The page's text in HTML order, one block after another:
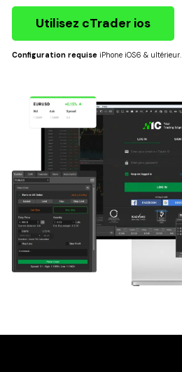
Utilisez cTrader ios
Configuration requise iPhone iOS6 & ultérieur.